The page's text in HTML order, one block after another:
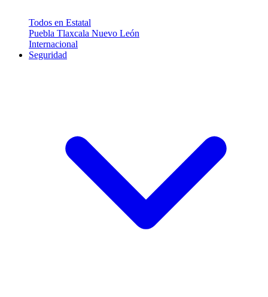
Todos en Estatal
Puebla Tlaxcala Nuevo León
Internacional
Seguridad